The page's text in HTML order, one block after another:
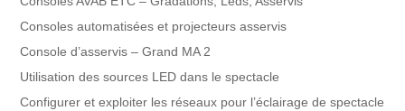
Consoles automatisées et projecteurs asservis
Console d’asservis – Grand MA 2
Utilisation des sources LED dans le spectacle
Configurer et exploiter les réseaux pour l’éclairage de spectacle